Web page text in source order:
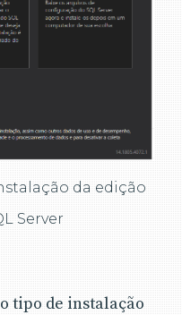
da edição
Server
tipo de instalação